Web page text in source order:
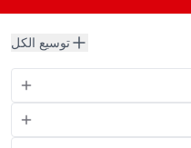
توسيع الكل